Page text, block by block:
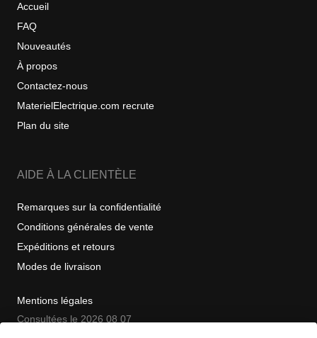
Accueil
FAQ
Nouveautés
À propos
Contactez-nous
MaterielElectrique.com recrute
Plan du site
AIDE À LA CLIENTÈLE
Remarques sur la confidentialité
Conditions générales de vente
Expéditions et retours
Modes de livraison
Mentions légales
Consultées le 2026 08 07